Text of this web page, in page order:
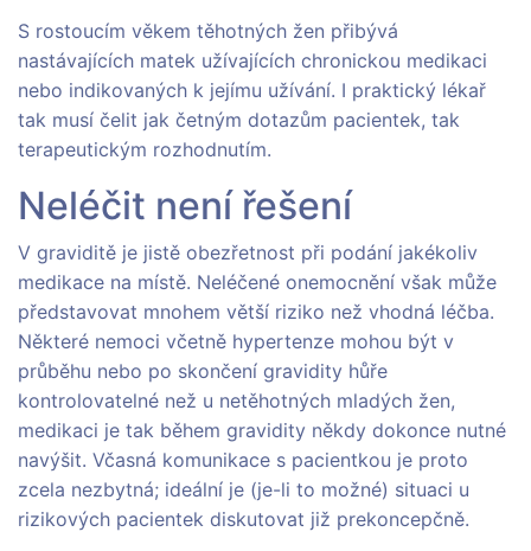
S rostoucím věkem těhotných žen přibývá
nastávajících matek užívajících chronickou medikaci
nebo indikovaných k jejímu užívání. I praktický lékař
tak musí čelit jak četným dotazům pacientek, tak
terapeutickým rozhodnutím.
Neléčit není řešení
V graviditě je jistě obezřetnost při podání jakékoliv
medikace na místě. Neléčené onemocnění však může
představovat mnohem větší riziko než vhodná léčba.
Některé nemoci včetně hypertenze mohou být v
průběhu nebo po skončení gravidity hůře
kontrolovatelné než u netěhotných mladých žen,
medikaci je tak během gravidity někdy dokonce nutné
navýšit. Včasná komunikace s pacientkou je proto
zcela nezbytná; ideální je (je-li to možné) situaci u
rizikových pacientek diskutovat již prekoncepčně.